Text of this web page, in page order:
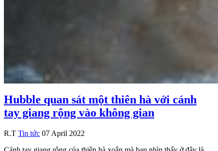
Hubble quan sát một thiên hà với cánh
tay giang rộng vào không gian
R.T Tin tức 07 April 2022